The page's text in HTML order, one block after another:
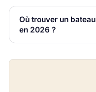
Où trouver un
en 2026 ?